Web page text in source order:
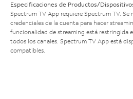
Especificaciones de Productos/
Spectrum TV App requiere Spectrum TV. Se
credenciales de la cuenta para hacer
funcionalidad de streaming está restringida
todos los canales. Spectrum TV App está
compatibles.